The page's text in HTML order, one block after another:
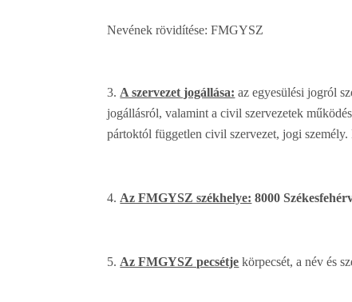
Nevének rövidítése: FMGYSZ
A szervezet jogállása: az egyesülési jogról
jogállásról, valamint a civil szervezetek
pártoktól független civil szervezet, jogi
Az FMGYSZ székhelye: 8000
Az FMGYSZ pecsétje körpecsét, a név és